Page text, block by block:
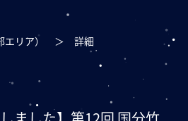
リア） ＞詳細